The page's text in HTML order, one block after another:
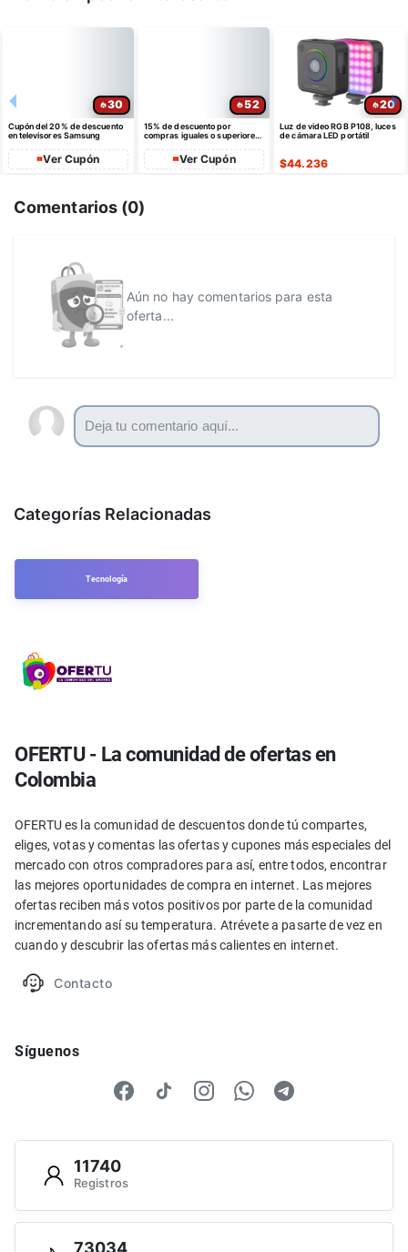
30
Cupón del 20% de descuento
en televisores Samsung
Ver Cupón
52
15% de descuento por
compras iguales o superiores
de dto
Ver Cupón
20
Luz de video RGB P108, luces
de cámara LED portátil
$44.236
Comentarios (0)
Aún no hay comentarios para esta
oferta...
Categorías Relacionadas
Tecnología
OFERTU - La comunidad de ofertas en
Colombia
OFERTU es la comunidad de descuentos donde tú compartes,
eliges, votas y comentas las ofertas y cupones más especiales del
mercado con otros compradores para así, entre todos, encontrar
las mejores oportunidades de compra en internet. Las mejores
ofertas reciben más votos positivos por parte de la comunidad
incrementando así su temperatura. Atrévete a pasarte de vez en
cuando y descubrir las ofertas más calientes en internet.
Contacto
Síguenos
11740
Registros